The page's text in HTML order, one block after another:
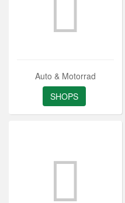
Auto & Motorrad
SHOPS